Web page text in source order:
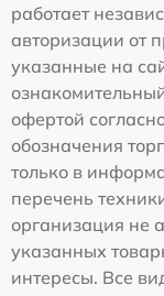
работает
авторизации от
указанные на
офертой
обозначения
только в
перечень
организация не
указанных
интересы. Все